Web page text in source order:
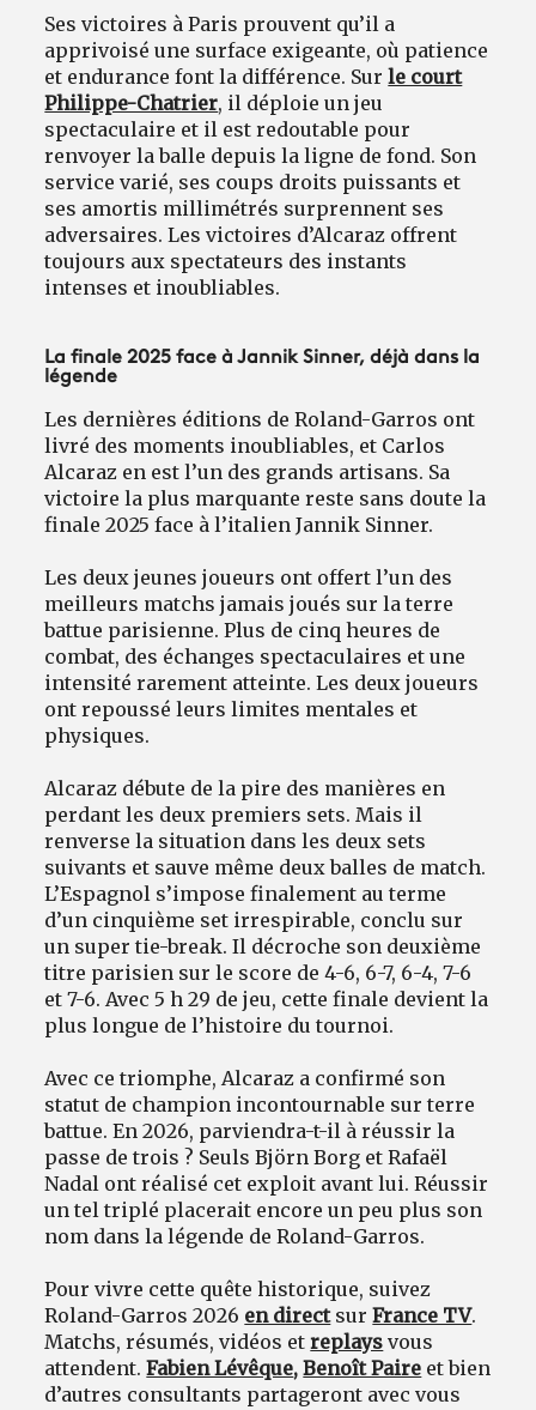
Ses victoires à Paris prouvent qu’il a
apprivoisé une surface exigeante, où patience
et endurance font la différence. Surle court
Philippe-Chatrier, il déploie un jeu
spectaculaire et il est redoutable pour
renvoyer la balle depuis la ligne de fond. Son
service varié, ses coups droits puissants et
ses amortis millimétrés surprennent ses
adversaires. Les victoires d’Alcaraz offrent
toujours aux spectateurs des instants
intenses et inoubliables.
La finale 2025 face à Jannik Sinner, déjà dans la
légende
Les dernières éditions de Roland-Garros ont
livré des moments inoubliables, et Carlos
Alcaraz en est l’un des grands artisans. Sa
victoire la plus marquante reste sans doute la
finale 2025 face à l’italien Jannik Sinner.
Les deux jeunes joueurs ont offert l’un des
meilleurs matchs jamais joués sur la terre
battue parisienne. Plus de cinq heures de
combat, des échanges spectaculaires et une
intensité rarement atteinte. Les deux joueurs
ont repoussé leurs limites mentales et
physiques.
Alcaraz débute de la pire des manières en
perdant les deux premiers sets. Mais il
renverse la situation dans les deux sets
suivants et sauve même deux balles de match.
L’Espagnol s’impose finalement au terme
d’un cinquième set irrespirable, conclu sur
un super tie-break. Il décroche son deuxième
titre parisien sur le score de 4-6, 6-7, 6-4, 7-6
et 7-6. Avec 5 h 29 de jeu, cette finale devient la
plus longue de l’histoire du tournoi.
Avec ce triomphe, Alcaraz a confirmé son
statut de champion incontournable sur terre
battue. En 2026, parviendra-t-il à réussir la
passe de trois ? Seuls Björn Borg et Rafaël
Nadal ont réalisé cet exploit avant lui. Réussir
un tel triplé placerait encore un peu plus son
nom dans la légende de Roland-Garros.
Pour vivre cette quête historique, suivez
Roland-Garros 2026 en directsurFrance TV.
Matchs, résumés, vidéos etreplays vous
attendent.Fabien Lévêque,Benoît Paire et bien
d’autres consultants partageront avec vous